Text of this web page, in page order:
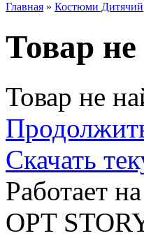
Главная » Костюми Дитячий
Товар
Товар не
Скачать
Работает на
OPT